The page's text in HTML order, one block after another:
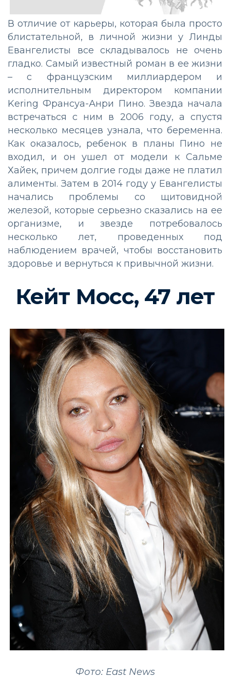
В отличие от карьеры, которая была просто
блистательной, в личной жизни у Линды
Евангелисты все складывалось не очень
гладко. Самый известный роман в ее жизни
– с французским миллиардером и
исполнительным директором компании
Kering Франсуа-Анри Пино. Звезда начала
встречаться с ним в 2006 году, а спустя
несколько месяцев узнала, что беременна.
Как оказалось, ребенок в планы Пино не
входил, и он ушел от модели к Сальме
Хайек, причем долгие годы даже не платил
алименты. Затем в 2014 году у Евангелисты
начались проблемы со щитовидной
железой, которые серьезно сказались на ее
организме, и звезде потребовалось
несколько лет, проведенных под
наблюдением врачей, чтобы восстановить
здоровье и вернуться к привычной жизни.
Кейт Мосс, 47 лет
Фото: East News